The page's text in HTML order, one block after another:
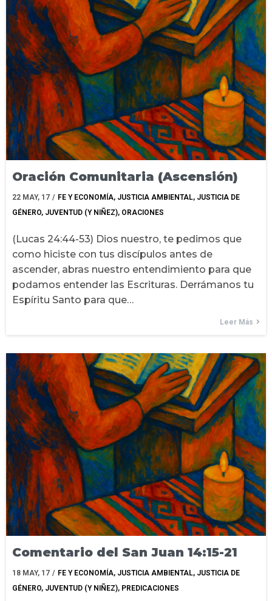
Oración Comunitaria (Ascensión)
22 MAY, 17 / FE Y ECONOMÍA JUSTICIA AMBIENTAL JUSTICIA DE
GÉNERO JUVENTUD (Y NIÑEZ) ORACIONES
(Lucas 24:44-53) Dios nuestro, te pedimos que
como hiciste con tus discípulos antes de
ascender, abras nuestro entendimiento para que
podamos entender las Escrituras. Derrámanos tu
Espíritu Santo para que…
Leer Más
Comentario del San Juan 14:15-21
18 MAY, 17 / FE Y ECONOMÍA JUSTICIA AMBIENTAL JUSTICIA DE
GÉNERO JUVENTUD (Y NIÑEZ) PREDICACIONES